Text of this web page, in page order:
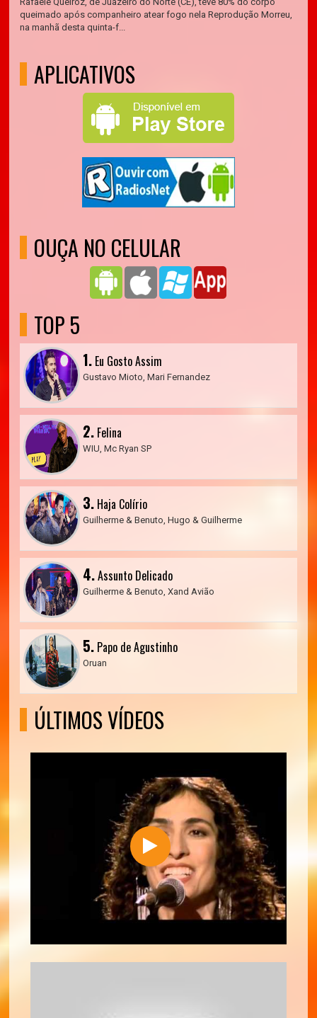
queimado após companheiro atear fogo nela Reprodução Morreu,
na manhã desta quinta-f...
APLICATIVOS
OUÇA NO CELULAR
TOP 5
1. Eu Gosto Assim
Gustavo Mioto, Mari Fernandez
2. Felina
WIU, Mc Ryan SP
3. Haja Colírio
Guilherme & Benuto, Hugo & Guilherme
4.Assunto Delicado
Guilherme & Benuto, Xand Avião
5. Papo de Agustinho
Oruan
ÚLTIMOS VÍDEOS